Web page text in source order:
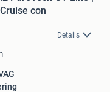
con
Details